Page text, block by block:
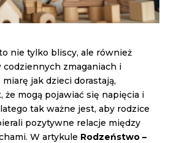
nie tylko bliscy, ale również
zmaganiach i
miarę jak dzieci dorastają,
że mogą pojawiać się napięcia i
tak ważne jest, aby rodzice
pozytywne relacje między
W artykule Rodzeństwo –